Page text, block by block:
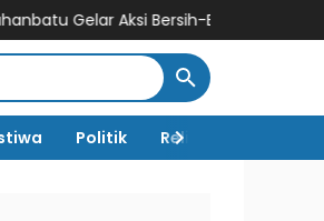
Bersih-Bersih Sambut HUT Ke-81
Politik Religi